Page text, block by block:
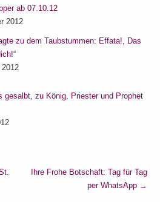
ab 07.10.12
2012
zu dem Taubstummen: Effata!, Das
zu König, Priester und Prophet
Ihre Frohe Botschaft: Tag für Tag
per WhatsApp →